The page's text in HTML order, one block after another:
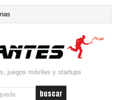
juegos móviles y startups